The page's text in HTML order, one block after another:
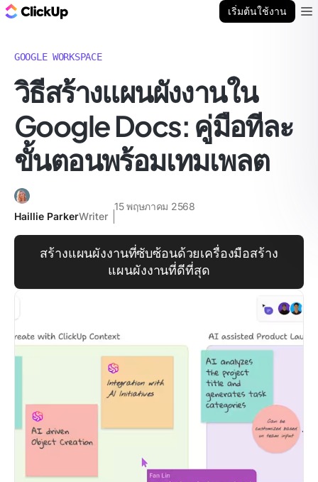
เริ่มต้นใช้งาน
GOOGLE WORKSPACE
วิธีสร้างแผนผังงานใน
Google Docs: คู่มือทีละ
ขั้นตอนพร้อมเทมเพลต
Haillie ParkerWriter
15 พฤษภาคม 2568
สร้างแผนผังงานที่ซับซ้อนด้วยเครื่องมือสร้าง
แผนผังงานที่ดีที่สุด